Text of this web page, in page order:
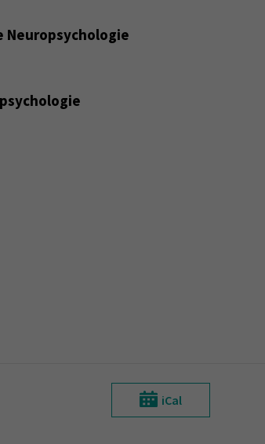
Neuropsychologie
iCal